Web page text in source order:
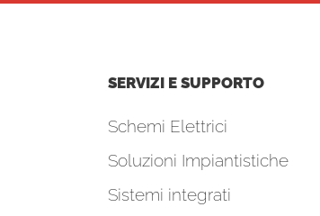
SERVIZI E SUPPORTO
Schemi Elettrici
Soluzioni Impiantistiche
Sistemi integrati